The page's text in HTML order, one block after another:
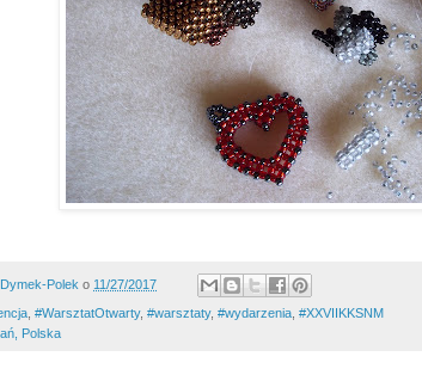
Polek o 11/27/2017
, #WarsztatOtwarty, #warsztaty, #wydarzenia, #XXVIIKKSNM
Polska